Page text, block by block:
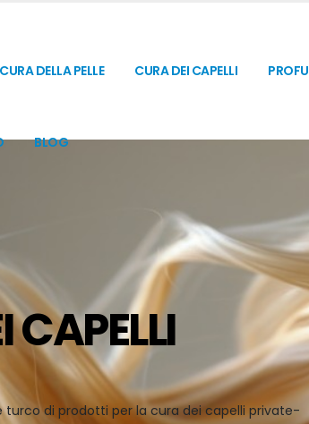
CURA DELLA PELLE CURA DEI CAPELLI
BLOG
CAPELLI
turco di prodotti per la cura dei capelli private-